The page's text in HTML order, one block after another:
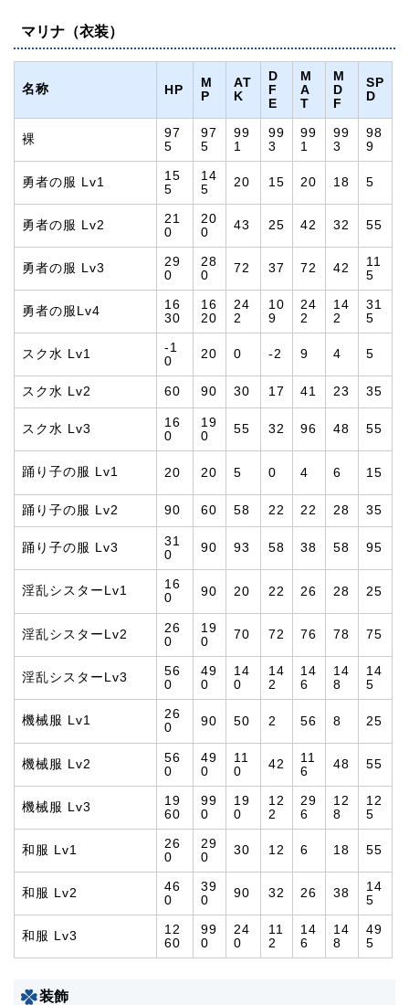
マリナ（衣装）
名称 HP
M
P
AT
K
D
F
E
M
A
T
M
D
F
SP
D
裸
97
5
97
5
99
1
99
3
99
1
99
3
98
9
勇者の服 Lv1
15
5
14
5
20 15 20 18 5
勇者の服 Lv2
21
0
20
0
43 25 42 32 55
勇者の服 Lv3
29
0
28
0
72 37 72 42
11
5
勇者の服Lv4
16
30
16
20
24
2
10
9
24
2
14
2
31
5
スク水 Lv1
-1
0
20 0 -2 9 4 5
スク水 Lv2 60 90 30 17 41 23 35
スク水 Lv3
16
0
19
0
55 32 96 48 55
踊り子の服 Lv1 20 20 5 0 4 6 15
踊り子の服 Lv2 90 60 58 22 22 28 35
踊り子の服 Lv3
31
0
90 93 58 38 58 95
淫乱シスターLv1
16
0
90 20 22 26 28 25
淫乱シスターLv2
26
0
19
0
70 72 76 78 75
淫乱シスターLv3
56
0
49
0
14
0
14
2
14
6
14
8
14
5
機械服 Lv1
26
0
90 50 2 56 8 25
機械服 Lv2
56
0
49
0
11
0
42
11
6
48 55
機械服 Lv3
19
60
99
0
19
0
12
2
29
6
12
8
12
5
和服 Lv1
26
0
29
0
30 12 6 18 55
和服 Lv2
46
0
39
0
90 32 26 38
14
5
和服 Lv3
12
60
99
0
24
0
11
2
14
6
14
8
49
5
装飾